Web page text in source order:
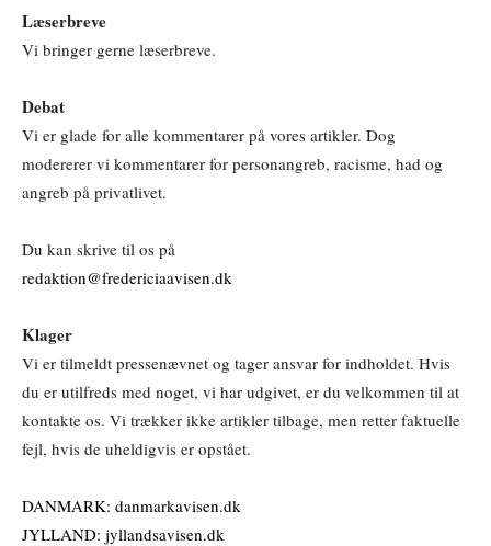
Læserbreve
Vi bringer gerne læserbreve.
Debat
Vi er glade for alle kommentarer på vores artikler. Dog
modererer vi kommentarer for personangreb, racisme, had og
angreb på privatlivet.
Du kan skrive til os på
redaktion@fredericiaavisen.dk
Klager
Vi er tilmeldt pressenævnet og tager ansvar for indholdet. Hvis
du er utilfreds med noget, vi har udgivet, er du velkommen til at
kontakte os. Vi trækker ikke artikler tilbage, men retter faktuelle
fejl, hvis de uheldigvis er opstået.
DANMARK: danmarkavisen.dk
JYLLAND: jyllandsavisen.dk